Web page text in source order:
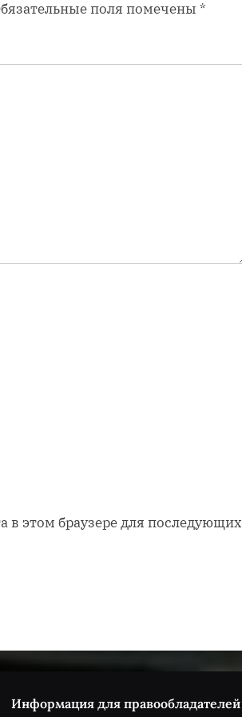
и
поля помечены *
в этом браузере для последующих
Информация для правообладателей